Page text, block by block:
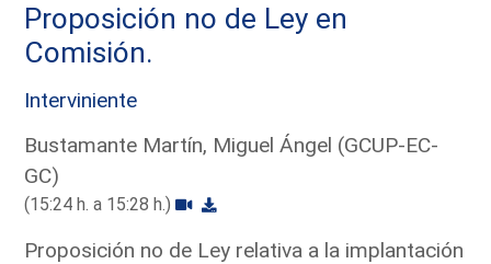
Proposición no de Ley en
Comisión.
Interviniente
Bustamante Martín, Miguel Ángel (GCUP-EC-
GC)
(15:24 h. a 15:28 h.)
Proposición no de Ley relativa a la implantación